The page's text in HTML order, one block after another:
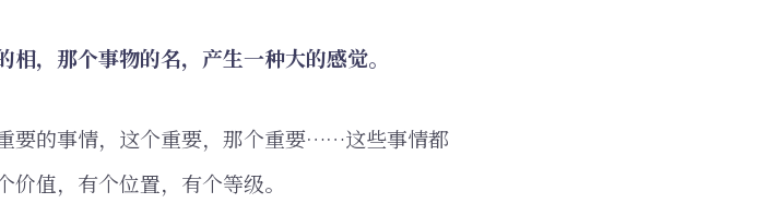
，那个事物的名，产生一种大的感觉。
要的事情，这个重要，那个重要……这些事情都
值，有个位置，有个等级。